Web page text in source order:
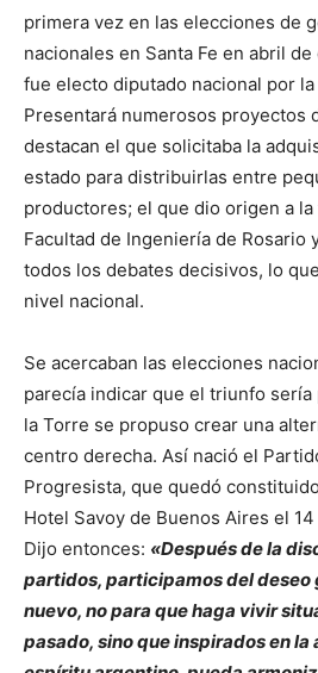
primera vez en las elecciones de
nacionales en Santa Fe en abril
fue electo diputado nacional por la
Presentará numerosos proyectos
destacan el que solicitaba la
estado para distribuirlas entre
productores; el que dio origen a
Facultad de Ingeniería de Rosario
todos los debates decisivos, lo
nivel nacional.
Se acercaban las elecciones
parecía indicar que el triunfo sería
la Torre se propuso crear una
centro derecha. Así nació el
Progresista, que quedó
Hotel Savoy de Buenos Aires el
Dijo entonces: «Después de la
partidos, participamos del deseo
nuevo, no para que haga vivir
pasado, sino que inspirados en